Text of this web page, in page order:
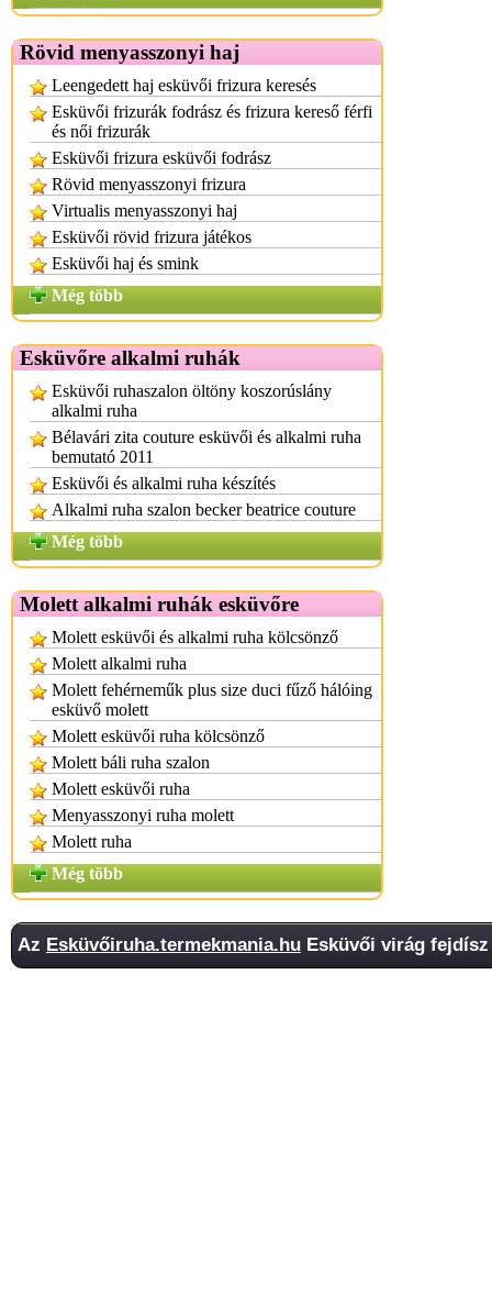
Rövid menyasszonyi haj
Leengedett haj esküvői frizura keresés
Esküvői frizurák fodrász és frizura kereső férfi
és női frizurák
Esküvői frizura esküvői fodrász
Rövid menyasszonyi frizura
Virtualis menyasszonyi haj
Esküvői rövid frizura játékos
Esküvői haj és smink
Még több
Esküvőre alkalmi ruhák
Esküvői ruhaszalon öltöny koszorúslány
alkalmi ruha
Bélavári zita couture esküvői és alkalmi ruha
bemutató 2011
Esküvői és alkalmi ruha készítés
Alkalmi ruha szalon becker beatrice couture
Még több
Molett alkalmi ruhák esküvőre
Molett esküvői és alkalmi ruha kölcsönző
Molett alkalmi ruha
Molett fehérneműk plus size duci fűző hálóing
esküvő molett
Molett esküvői ruha kölcsönző
Molett báli ruha szalon
Molett esküvői ruha
Menyasszonyi ruha molett
Molett ruha
Még több
Az Esküvőiruha.termekmania.hu Esküvői virág